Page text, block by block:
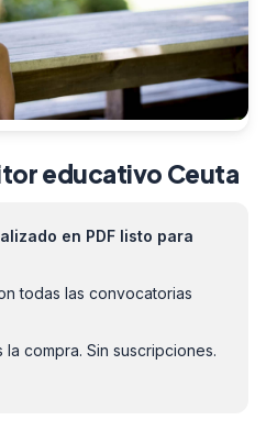
educativo Ceuta
en PDF listo para
todas las convocatorias
compra. Sin suscripciones.